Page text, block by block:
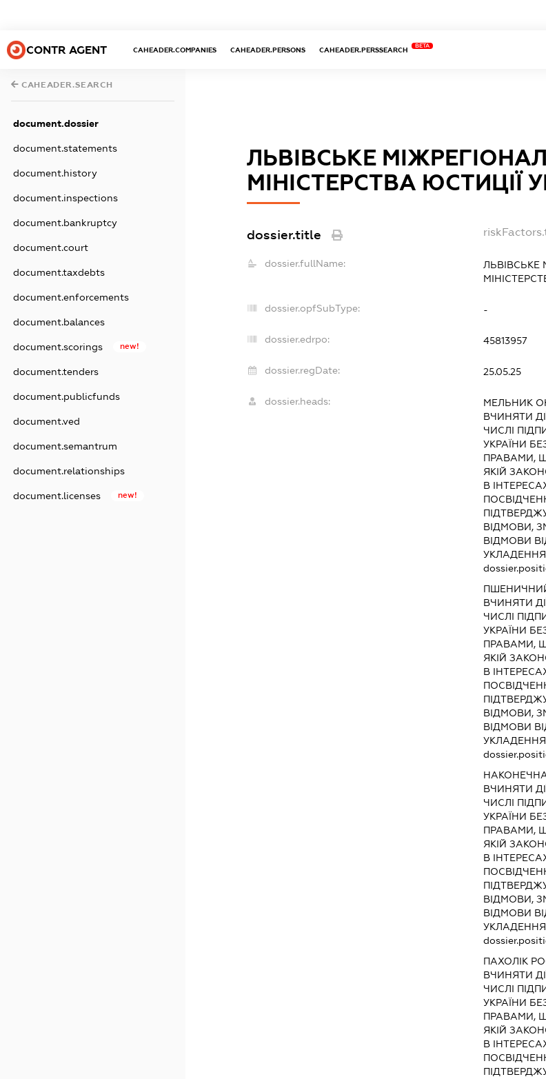
CONTR AGENT CAHEADER.COMPANIES CAHEADER.PERSONS CAHEADER.PERSSEARCH
BETA
CAHEADER.SEARCH
document.dossier
document.statements
document.history
document.inspections
document.bankruptcy
document.court
document.taxdebts
document.enforcements
document.balances
document.scorings new!
document.tenders
document.publicfunds
document.ved
document.semantrum
document.relationships
document.licenses new!
ЛЬВІВСЬКЕ
МІНІСТЕРСТВА ЮСТИЦІЇ
dossier.title
dossier.fullName:
ЛЬВІВСЬКЕ
dossier.opfSubType: -
dossier.edrpo: 45813957
dossier.regDate: 25.05.25
dossier.heads: МЕЛЬНИК
ВЧИНЯТИ
ЧИСЛІ
УКРАЇНИ
ПРАВАМИ,
ЯКІЙ
В
ВІДМОВИ,
ВІДМОВИ
ВЧИНЯТИ
ЧИСЛІ
УКРАЇНИ
ПРАВАМИ,
ЯКІЙ
В
ВІДМОВИ,
ВІДМОВИ
ВЧИНЯТИ
ЧИСЛІ
УКРАЇНИ
ПРАВАМИ,
ЯКІЙ
В
ВІДМОВИ,
ВІДМОВИ
ПАХОЛІК
ВЧИНЯТИ
ЧИСЛІ
УКРАЇНИ
ПРАВАМИ,
ЯКІЙ
В